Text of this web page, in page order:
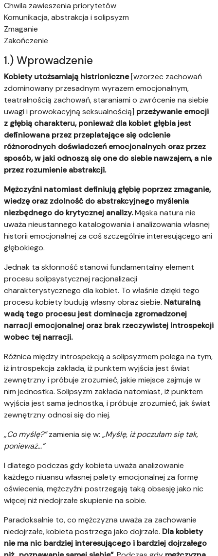
Chwila zawieszenia priorytetów
Komunikacja, abstrakcja i solipsyzm
Zmaganie
Zakończenie
1.) Wprowadzenie
Kobiety utożsamiają histrioniczne[wzorzec zachowań
zdominowany przesadnym wyrazem emocjonalnym,
teatralnością zachowań, staraniami o zwrócenie na siebie
uwagi i prowokacyjną seksualnością] przeżywanie emocji
z głębią charakteru, ponieważ dla kobiet głębia jest
definiowana przez przeplatające się odcienie
różnorodnych doświadczeń emocjonalnych oraz przez
sposób, w jaki odnoszą się one do siebie nawzajem, a nie
przez rozumienie abstrakcji.
Mężczyźni natomiast definiują głębię poprzez zmaganie,
wiedzę oraz zdolność do abstrakcyjnego myślenia
niezbędnego do krytycznej analizy.Męska natura nie
uważa nieustannego katalogowania i analizowania własnej
historii emocjonalnej za coś szczególnie interesującego ani
głębokiego.
Jednak ta skłonność stanowi fundamentalny element
procesu solipsystycznej racjonalizacji
charakterystycznego dla kobiet. To właśnie dzięki tego
procesu kobiety budują własny obraz siebie. Naturalną
wadą tego procesu jest dominacja zgromadzonej
narracji emocjonalnej oraz brak rzeczywistej introspekcji
wobec tej narracji.
Różnica między introspekcją a solipsyzmem polega na tym,
iż introspekcja zakłada, iż punktem wyjścia jest świat
zewnętrzny i próbuje zrozumieć, jakie miejsce zajmuje w
nim jednostka. Solipsyzm zakłada natomiast, iż punktem
wyjścia jest sama jednostka, i próbuje zrozumieć, jak świat
zewnętrzny odnosi się do niej.
„Co myślę?”zamienia się w: „Myślę, iż poczułam się tak,
ponieważ…”
I dlatego podczas gdy kobieta uważa analizowanie
każdego niuansu własnej palety emocjonalnej za formę
oświecenia, mężczyźni postrzegają taką obsesję jako nic
więcej niż niedojrzałe skupienie na sobie.
Paradoksalnie to, co mężczyzna uważa za zachowanie
niedojrzałe, kobieta postrzega jako dojrzałe. Dla kobiety
nie ma nic bardziej interesującego i bardziej dojrzałego